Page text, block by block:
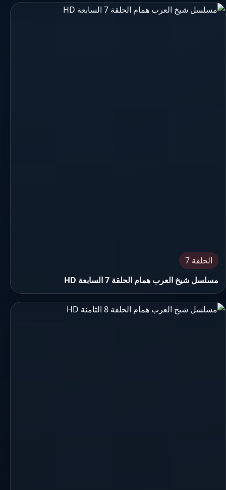
الحلقة 7
مسلسل شيخ العرب همام الحلقة 7 السابعة HD